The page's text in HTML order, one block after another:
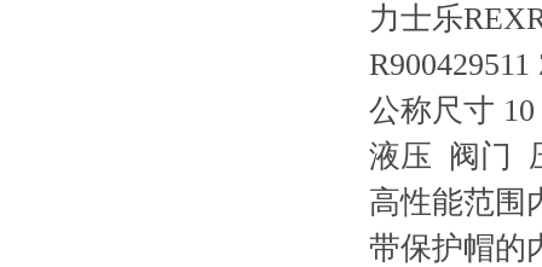
力士乐
公称尺寸
液压 阀门
高性能范围
带保护帽的